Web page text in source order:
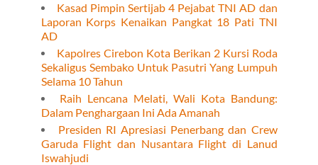
Kasad Pimpin Sertijab 4 Pejabat TNI AD dan
Laporan Korps Kenaikan Pangkat 18 Pati TNI
AD
Kapolres Cirebon Kota Berikan 2 Kursi Roda
Sekaligus Sembako Untuk Pasutri Yang Lumpuh
Selama 10 Tahun
Raih Lencana Melati, Wali Kota Bandung:
Dalam Penghargaan Ini Ada Amanah
Presiden RI Apresiasi Penerbang dan Crew
Garuda Flight dan Nusantara Flight di Lanud
Iswahjudi